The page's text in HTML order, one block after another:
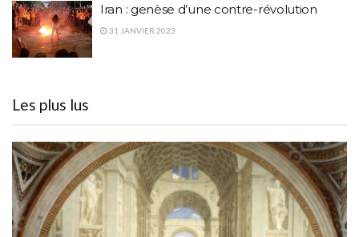
Iran : genèse d’une contre-révolution
31 JANVIER 2023
Les plus lus